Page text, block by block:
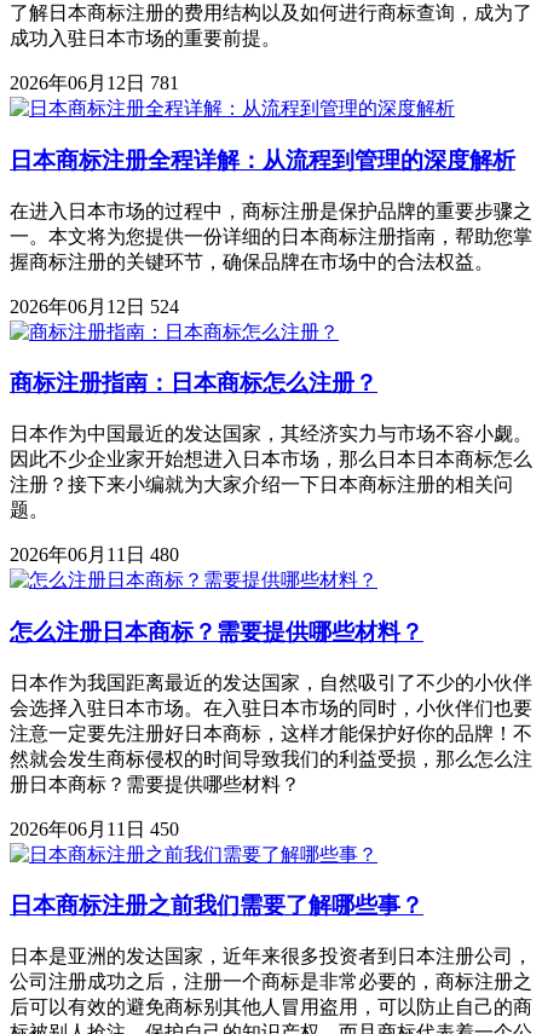
了解日本商标注册的费用结构以及如何进行商标查询，成为了
成功入驻日本市场的重要前提。
2026年06月12日 781
日本商标注册全程详解：从流程到管理的深度解析
在进入日本市场的过程中，商标注册是保护品牌的重要步骤之
一。本文将为您提供一份详细的日本商标注册指南，帮助您掌
握商标注册的关键环节，确保品牌在市场中的合法权益。
2026年06月12日 524
商标注册指南：日本商标怎么注册？
日本作为中国最近的发达国家，其经济实力与市场不容小觑。
因此不少企业家开始想进入日本市场，那么日本日本商标怎么
注册？接下来小编就为大家介绍一下日本商标注册的相关问
题。
2026年06月11日 480
怎么注册日本商标？需要提供哪些材料？
日本作为我国距离最近的发达国家，自然吸引了不少的小伙伴
会选择入驻日本市场。在入驻日本市场的同时，小伙伴们也要
注意一定要先注册好日本商标，这样才能保护好你的品牌！不
然就会发生商标侵权的时间导致我们的利益受损，那么怎么注
册日本商标？需要提供哪些材料？
2026年06月11日 450
日本商标注册之前我们需要了解哪些事？
日本是亚洲的发达国家，近年来很多投资者到日本注册公司，
公司注册成功之后，注册一个商标是非常必要的，商标注册之
后可以有效的避免商标别其他人冒用盗用，可以防止自己的商